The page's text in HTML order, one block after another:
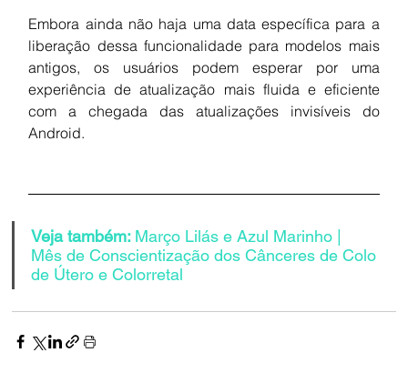
Embora ainda não haja uma data específica para a
liberação dessa funcionalidade para modelos mais
antigos, os usuários podem esperar por uma
experiência de atualização mais fluida e eficiente
com a chegada das atualizações invisíveis do
Android.
Veja também: Março Lilás e Azul Marinho |
Mês de Conscientização dos Cânceres de Colo
de Útero e Colorretal